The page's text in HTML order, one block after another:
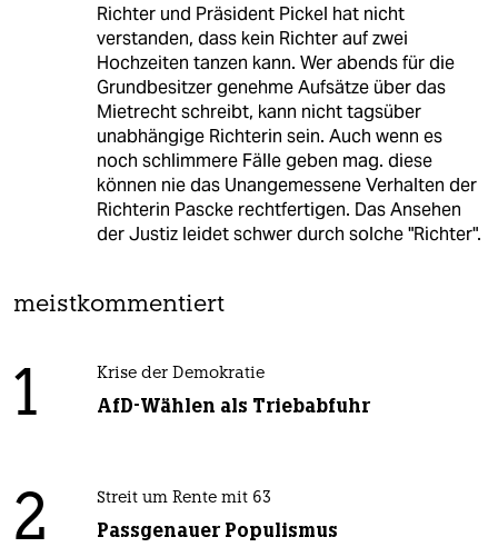
Richter und Präsident Pickel hat nicht
verstanden, dass kein Richter auf zwei
Hochzeiten tanzen kann. Wer abends für die
Grundbesitzer genehme Aufsätze über das
Mietrecht schreibt, kann nicht tagsüber
unabhängige Richterin sein. Auch wenn es
noch schlimmere Fälle geben mag. diese
können nie das Unangemessene Verhalten der
Richterin Pascke rechtfertigen. Das Ansehen
der Justiz leidet schwer durch solche "Richter".
meistkommentiert
1 Krise der Demokratie
AfD-Wählen als Triebabfuhr
2 Streit um Rente mit 63
Passgenauer Populismus